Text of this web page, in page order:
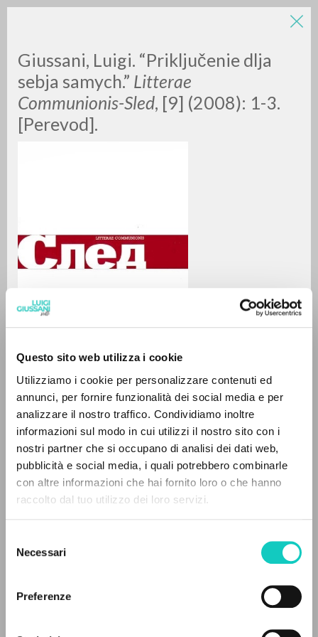
Questo sito web utilizza i cookie
Utilizziamo i cookie per personalizzare contenuti ed
annunci, per fornire funzionalità dei social media e per
analizzare il nostro traffico. Condividiamo inoltre
informazioni sul modo in cui utilizzi il nostro sito con i
nostri partner che si occupano di analisi dei dati web,
pubblicità e social media, i quali potrebbero combinarle
con altre informazioni che hai fornito loro o che hanno
raccolto dal tuo utilizzo dei loro servizi.
delNecessari
Preferenze
Giussani, Luigi. “Priključenie dlja
sebja samych.” Litterae
Communionis-Sled, [9] (2008): 1-3.
[Perevod].
Giussani LuigiAuthor
Russian
Litterae Communionis-Sled
2008
Pages: 3
LUIGI
GIUSSANI
0RESULTS FOUND
MORE RESULTS